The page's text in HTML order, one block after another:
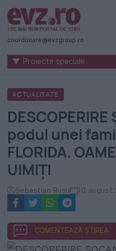
Știri
naționale
internaționale
România
-
Evenimentul
Zilei
coordonare@evzgroup.ro
▼ Proiecte speciale
ACTUALITATE
DESCOPERIRE
podul unei
FLORIDA.
UIMIȚI
Sebastian Rusu 10 august
COMENTEAZĂ ȘTIREA